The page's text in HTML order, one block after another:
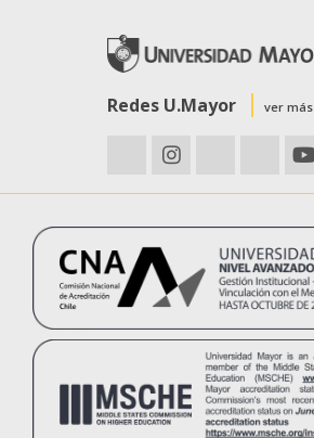
Redes U.Mayor ver más